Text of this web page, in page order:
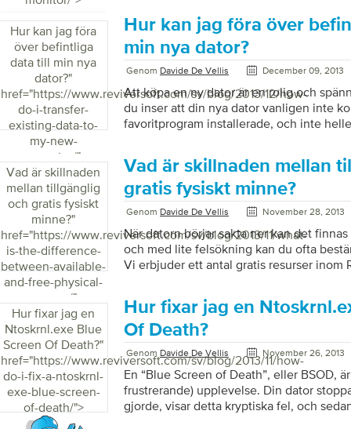
Hur kan jag föra
över befintliga
data till min nya
dator?"
href="https://www.reviversoft.com/sv/blog/2013/12/how-
do-i-transfer-
existing-data-to-
my-new-
computer/">
Hur kan jag föra över
min nya dator?
Genom Davide De Vellis December 09, 2013
Att köpa en ny dator är en rolig och
du inser att din nya dator vanligen inte
favoritprogram installerade, och inte
är alla perfekt organiserade som på din
en ganska cool applikation som har gjort
data över datorer lite mindre stressande
enkelt) för alla. Vad är coolt är att du
olika Windows-versioner, dvs […]
Vad är skillnaden
mellan tillgänglig
och gratis fysiskt
minne?"
href="https://www.reviversoft.com/sv/blog/2013/11/what-
is-the-difference-
between-available-
and-free-physical-
memory/">
Vad är skillnaden mellan
gratis fysiskt minne?
Genom Davide De Vellis November 28, 2013
När datorn börjar sakta ner kan det
och med lite felsökning kan du ofta
Vi erbjuder ett antal gratis resurser inom
hemsida som kommer att göra mycket
här felsökningsprocessen kan du berätta
problemet med lite underhåll och
billig uppgradering eller om det är dags
[…]
Hur fixar jag en
Ntoskrnl.exe Blue
Screen Of Death?"
href="https://www.reviversoft.com/sv/blog/2013/11/how-
do-i-fix-a-ntoskrnl-
exe-blue-screen-
of-death/">
Hur fixar jag en
Of Death?
Genom Davide De Vellis November 26, 2013
En “Blue Screen of Death”, eller BSOD,
frustrerande) upplevelse. Din dator
gjorde, visar detta kryptiska fel, och